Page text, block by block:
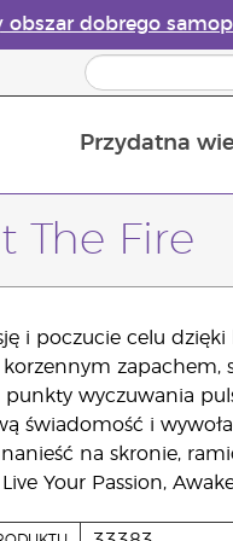
obszar dobrego
Przydatna
The Fire
i poczucie celu
zapachem,
punkty wyczuwania
świadomość i
na skronie,
Your Passion,